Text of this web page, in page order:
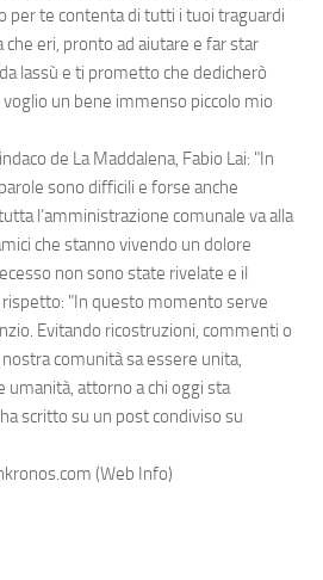
per te contenta di tutti i tuoi traguardi
eri, pronto ad aiutare e far star
lassù e ti prometto che dedicherò
un bene immenso piccolo mio
de La Maddalena, Fabio Lai: "In
sono difficili e forse anche
l’amministrazione comunale va alla
che stanno vivendo un dolore
non sono state rivelate e il
"In questo momento serve
Evitando ricostruzioni, commenti o
comunità sa essere unita,
umanità, attorno a chi oggi sta
scritto su un post condiviso su
(Web Info)